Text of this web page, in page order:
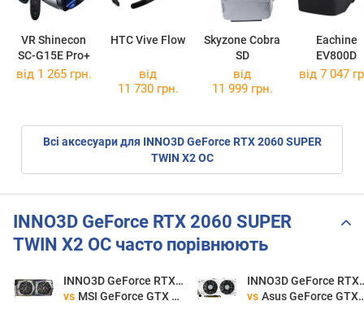
VR Shinecon
SC-G15E Pro+
HTC Vive Flow
Skyzone Cobra
SD
Eachine
EV800D
від 1 265 грн.
від
11 730 грн.
від
11 999 грн.
від 7 047
Всі аксесуари для INNO3D GeForce RTX 2060 SUPER
TWIN X2 OC
INNO3D GeForce RTX 2060 SUPER
TWIN X2 OC часто порівнюють
INNO3D GeForce RTX 2060 SUPER TWIN X2 OC
vs MSI GeForce GTX 1660 Ti GAMING X 6G
INNO3D
vs Asus GeForce GTX 1070 DUAL-GTX1070-O8G